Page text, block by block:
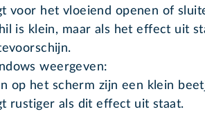
voor het vloeiend openen of
is klein, maar als het effect uit
weergeven:
op het scherm zijn een klein
rustiger als dit effect uit staat.